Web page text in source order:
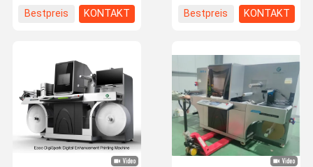
Bestpreis
KONTAKT
Bestpreis
KONTAKT